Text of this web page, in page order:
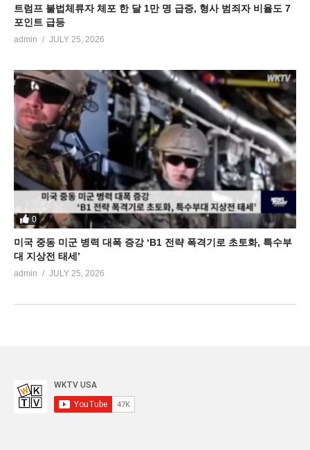
트럼프 불법체류자 체포 한 달 1만 명 급증, 형사 범죄자 비율도 7
포인트 급등
admin JULY 25, 2026
0
미국 중동 미군 병력 대폭 증강 ‘B1 전략 폭격기로 초토화, 특수부
대 지상전 태세’
admin JULY 25, 2026